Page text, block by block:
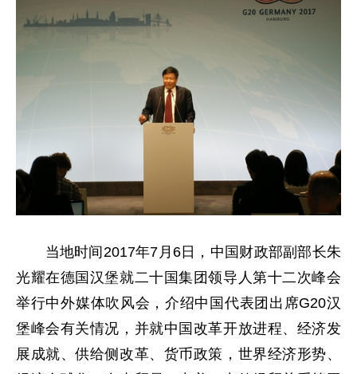
当地时间2017年7月6日，中国财政部副部长朱
光耀在德国汉堡就二十国集团领导人第十二次峰会
举行中外媒体吹风会，介绍中国代表团出席G20汉
堡峰会有关情况，并就中国改革开放进程、经济发
展成就、供给侧改革、货币政策，世界经济形势、